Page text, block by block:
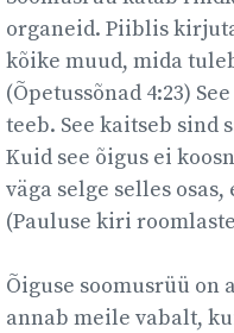
organeid. Piiblis
kõike muud, mida
(Õpetussõnad 4:23)
teeb. See kaitseb sind
Kuid see õigus ei
väga selge selles
(Pauluse kiri
Õiguse soomusrüü on
annab meile vabalt,